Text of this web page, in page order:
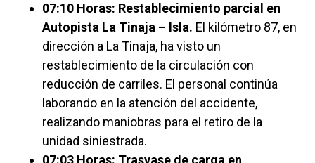
07:10 Horas: Restablecimiento parcial en
Autopista La Tinaja – Isla. El kilómetro 87, en
dirección a La Tinaja, ha visto un
restablecimiento de la circulación con
reducción de carriles. El personal continúa
laborando en la atención del accidente,
realizando maniobras para el retiro de la
unidad siniestrada.
07:03 Horas: Trasvase de carga en